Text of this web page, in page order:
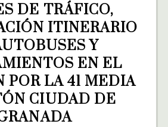
DE TRÁFICO,
ITINERARIO
Y
EN EL
POR LA 41 MEDIA
CIUDAD DE